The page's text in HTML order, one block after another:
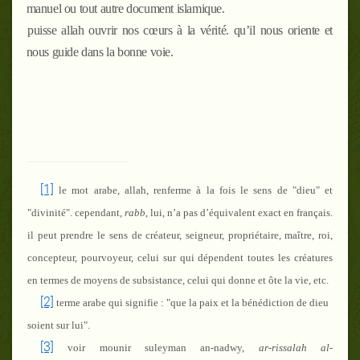
manuel ou tout autre document islamique.
puisse allah ouvrir nos cœurs à la vérité. qu’il nous oriente et
nous guide dans la bonne voie.
[1] le mot arabe, allah, renferme à la fois le sens de "dieu" et
"divinité". cependant, rabb , lui, n’a pas d’équivalent exact en français.
il peut prendre le sens de créateur, seigneur, propriétaire, maître, roi,
concepteur, pourvoyeur, celui sur qui dépendent toutes les créatures
en termes de moyens de subsistance, celui qui donne et ôte la vie, etc.
[2] terme arabe qui signifie : "que la paix et la bénédiction de dieu
soient sur lui".
[3] voir mounir suleyman an-nadwy, ar-rissalah al-